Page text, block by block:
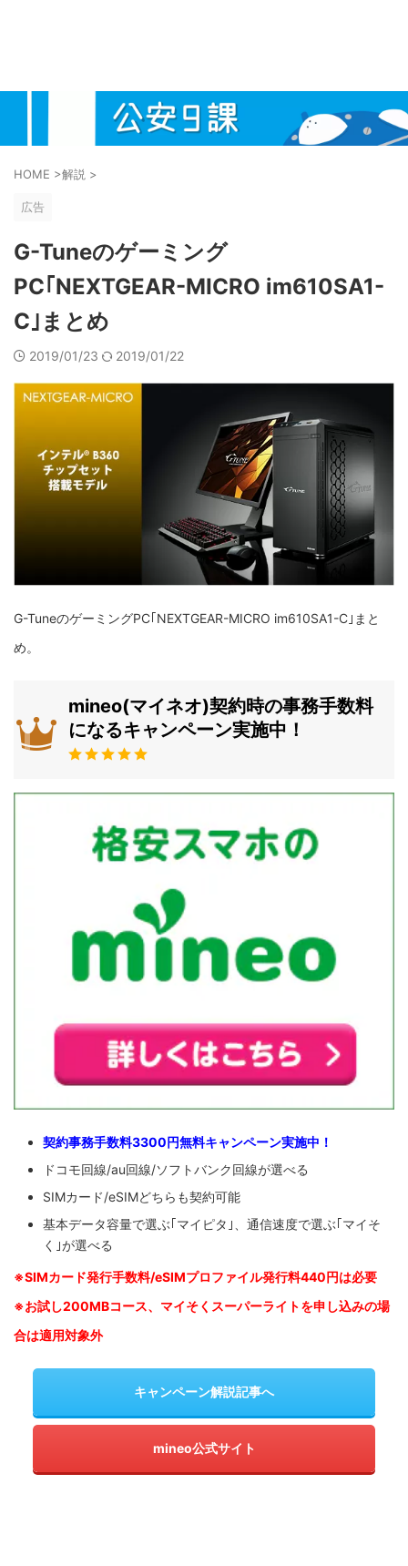
HOME >解説 >
広告
G-Tuneのゲーミング
PC｢NEXTGEAR-MICRO im610SA1-
C｣まとめ
2019/01/23 2019/01/22
G-TuneのゲーミングPC｢NEXTGEAR-MICRO im610SA1-C｣まと
め。
mineo(マイネオ)契約時の事務手数料
になるキャンペーン実施中！
契約事務手数料3300円無料キャンペーン実施中！
ドコモ回線/au回線/ソフトバンク回線が選べる
SIMカード/eSIMどちらも契約可能
基本データ容量で選ぶ｢マイピタ｣、通信速度で選ぶ｢マイそ
く｣が選べる
※SIMカード発行手数料/eSIMプロファイル発行料440円は必要
※お試し200MBコース、マイそくスーパーライトを申し込みの場
合は適用対象外
キャンペーン解説記事へ
mineo公式サイト